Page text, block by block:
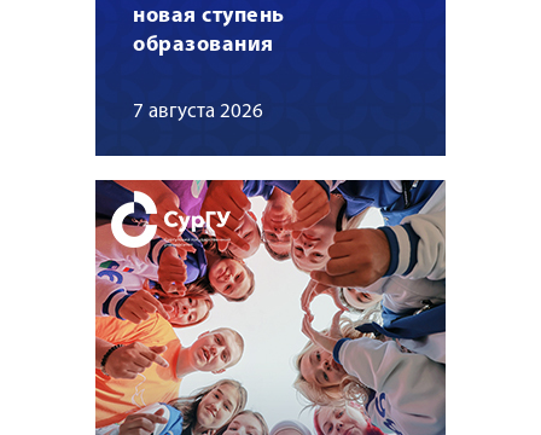
новая ступень
образования
7 августа 2026